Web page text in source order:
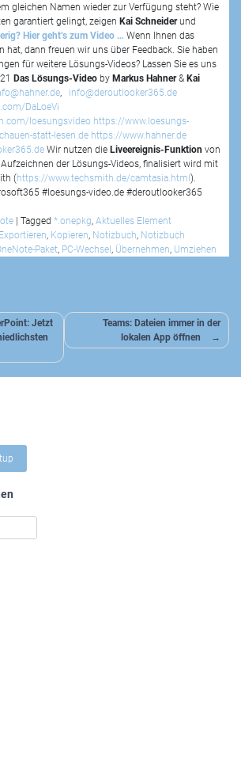
gleichen Namen wieder zur Verfügung steht? Wie
garantiert gelingt, zeigen Kai Schneiderund
Hier geht’s zum Video … Wenn Ihnen das
hat, dann freuen wir uns über Feedback. Sie haben
für weitere Lösungs-Videos? Lassen Sie es uns
Das Lösungs-Video by Markus Hahner& Kai
, info@deroutlooker365.de
DaLoeVi
loesungsvideo https://www.loesungs-
statt-lesen.de https://www.hahner.de
Wir nutzen die Liveereignis-Funktion von
der Lösungs-Videos, finalisiert wird mit
(https://www.techsmith.de/camtasia.html).
#loesungs-video.de #deroutlooker365
| Tagged *.onepkg, Aktuelles Element
Exportieren, Kopieren, Notizbuch, Notizbuch
Paket, PC-Wechsel, Übernehmen, Umziehen
Jetzt
Teams: Dateien immer in der
lokalen App öffnen